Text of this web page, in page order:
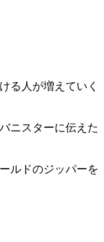
る人が増えていく
ニスターに伝えた
ルドのジッパーを